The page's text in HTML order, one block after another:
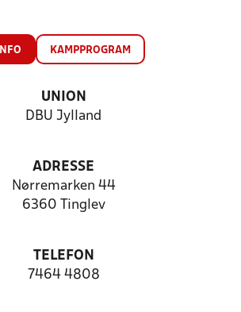
INFO KAMPPROGRAM
UNION
DBU Jylland
ADRESSE
Nørremarken 44
6360 Tinglev
TELEFON
7464 4808